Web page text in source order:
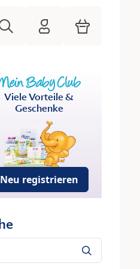
HiPP Mein Babyclub
Warenkorb
Viele Vorteile &
Geschenke
Neu registrieren